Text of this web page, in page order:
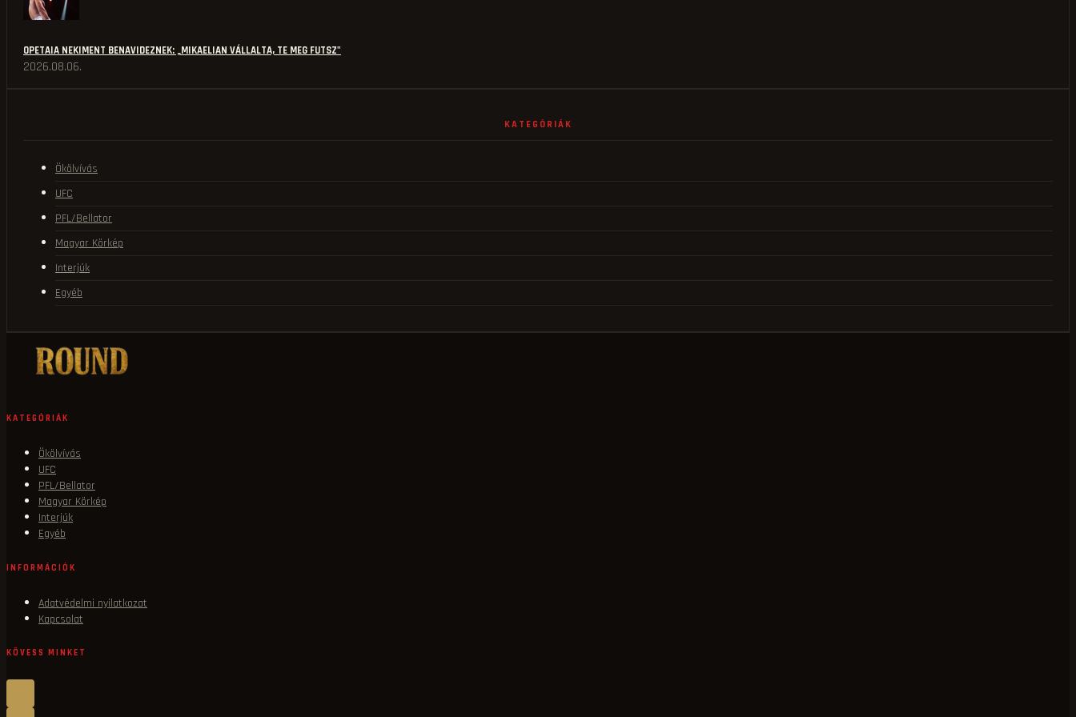
OPETAIA NEKIMENT BENAVIDEZNEK: „MIKAELIAN VÁLLALTA, TE MEG FUTSZ"
2026.08.06.
KATEGÓRIÁK
Ökölvívás
UFC
PFL/Bellator
Magyar Körkép
Interjúk
Egyéb
KATEGÓRIÁK
Ökölvívás
UFC
PFL/Bellator
Magyar Körkép
Interjúk
Egyéb
INFORMÁCIÓK
Adatvédelmi nyilatkozat
Kapcsolat
KÖVESS MINKET